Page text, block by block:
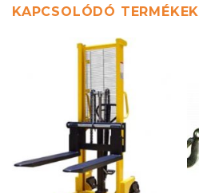
KAPCSOLÓDÓ TERMÉKEK